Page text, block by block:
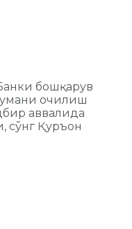
бошқарув
очилиш
аввалида
сўнг Қуръон